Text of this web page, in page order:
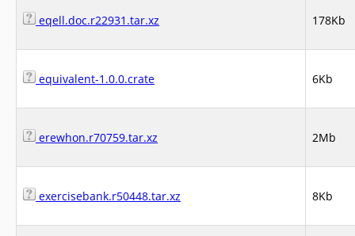
eqell.doc.r22931.tar.xz 178Kb
equivalent-1.0.0.crate 6Kb
erewhon.r70759.tar.xz 2Mb
exercisebank.r50448.tar.xz 8Kb